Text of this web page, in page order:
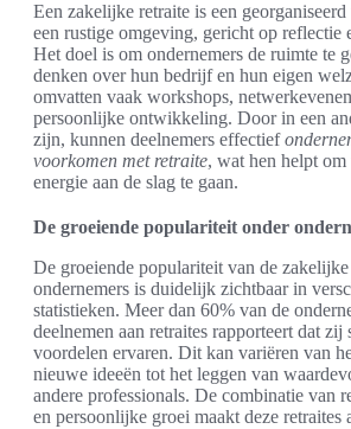
Een zakelijke retraite is een
een rustige omgeving, gericht op reflectie
Het doel is om ondernemers de ruimte te
denken over hun bedrijf en hun eigen
omvatten vaak workshops,
persoonlijke ontwikkeling. Door in een
zijn, kunnen deelnemers effectief
voorkomen met retraite, wat hen helpt
energie aan de slag te gaan.
De groeiende populariteit onder
De groeiende populariteit van de
ondernemers is duidelijk zichtbaar in
statistieken. Meer dan 60% van de
deelnemen aan retraites rapporteert dat zij
voordelen ervaren. Dit kan variëren van
nieuwe ideeën tot het leggen van
andere professionals. De combinatie van
en persoonlijke groei maakt deze